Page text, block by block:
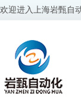
欢迎进入上海岩甄自